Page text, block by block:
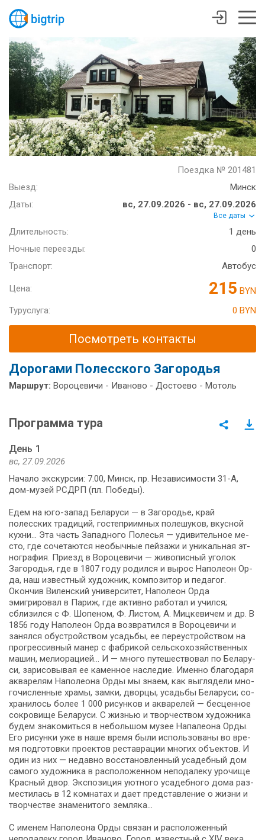
Поездка № 201481
Выезд:
Минск
Даты:
вс, 27.09.2026 - вс, 27.09.2026
Все даты
Длительность:
1 день
Ночные переезды:
0
Транспорт:
Автобус
Цена: 215 BYN
Туруслуга:
0 BYN
Посмотреть контакты
Дорогами Полесского Загородья
Маршрут: Вороцевичи - Иваново - Достоево - Мотоль
Программа тура
День 1
вс, 27.09.2026
Начало экскурсии: 7.00, Минск, пр. Независимости 31-А,
дом-музей РСДРП (пл. Победы).
Едем на юго-запад Бе­ла­ру­си — в Загородье, край
полесских тра­ди­ций, го­сте­при­им­ных по­ле­шу­ков, вкусной
кух­ни… Эта часть Западного По­ле­сья — уди­ви­тель­ное ме­
сто, где со­че­та­ют­ся необычные пей­за­жи и уни­каль­ная эт­
но­гра­фия. При­езд в Вороцевичи — жи­во­пис­ный уго­лок
Загородья, где в 1807 го­ду ро­дил­ся и вырос На­по­ле­он Ор­
да, наш из­вест­ный ху­дож­ник, ком­по­зи­тор и педагог.
Окончив Виленский университет, На­по­ле­он Ор­да
эмигрировал в Па­риж, где активно ра­бо­тал и учил­ся;
сблизился с Ф. Шопеном, Ф. Листом, А. Миц­ке­ви­чем и др. В
1856 го­ду На­по­ле­он Ор­да возвратился в Вороцевичи и
занялся обустройством усадь­бы, ее переустройством на
прогрессивный манер с фабрикой сельскохозяйственных
машин, мелиорацией… И — мно­го путешествовал по Бе­ла­ру­
си, зарисовывая ее ка­мен­ное на­сле­дие. Именно благодаря
акварелям На­по­лео­на Ор­ды мы зна­ем, как вы­гля­де­ли мно­
го­чис­лен­ные хра­мы, зам­ки, двор­цы, усадь­бы Бе­ла­ру­си; со­
хра­ни­лось бо­лее 1 000 рисунков и акварелей — бесценное
со­кро­ви­ще Бе­ла­ру­си. С жиз­нью и твор­че­ством ху­дож­ни­ка
бу­дем зна­ко­мить­ся в небольшом музее Напалеона Орды.
Его ри­сун­ки уже в на­ше вре­мя бы­ли ис­поль­зо­ва­ны во вре­
мя подготовки проектов ре­став­ра­ции мно­гих объ­ек­тов. И
один из них — не­дав­но восстановленный уса­деб­ный дом
са­мо­го ху­дож­ни­ка в рас­по­ло­жен­ном неподалеку урочище
Красный двор. Экспозиция уют­но­го уса­деб­но­го до­ма раз­
ме­сти­лась в 12 комнатах и да­ет представление о жиз­ни и
твор­че­стве зна­ме­ни­то­го земляка…
С име­нем На­по­лео­на Ор­ды свя­зан и рас­по­ло­жен­ный